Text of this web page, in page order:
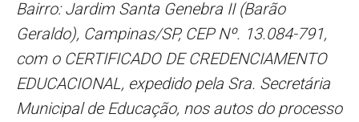
Bairro: Jardim Santa Genebra II (Barão
Geraldo), Campinas/SP, CEP Nº. 13.084-791,
com o CERTIFICADO DE CREDENCIAMENTO
EDUCACIONAL, expedido pela Sra. Secretária
Municipal de Educação, nos autos do processo